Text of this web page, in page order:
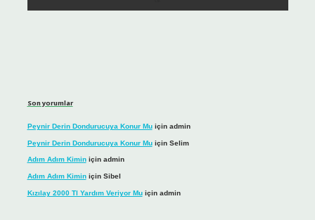
Son yorumlar
Peynir Derin Dondurucuya Konur Muiçin admin
Peynir Derin Dondurucuya Konur Muiçin Selim
Adım Adım Kiminiçin admin
Adım Adım Kiminiçin Sibel
Kızılay 2000 Tl Yardım Veriyor Muiçin admin